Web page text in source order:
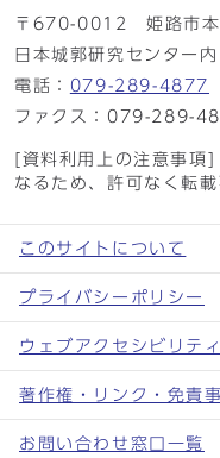
〒670-0012 姫路市
日本城郭研究センター内
電話： 079-289-4877
ファクス：079-289-
[資料利用上の注意事項
なるため、許可なく転載
このサイトについて
プライバシーポリシー
ウェブアクセシビリテ
著作権・リンク・免責
お問い合わせ窓口一覧